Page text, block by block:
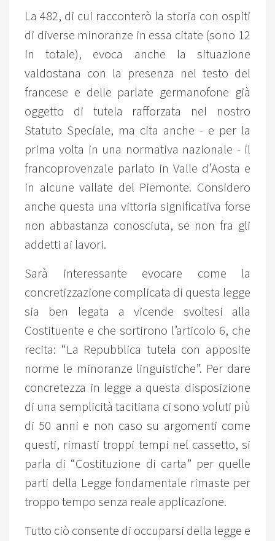
La 482, di cui racconterò la storia con ospiti
di diverse minoranze in essa citate (sono 12
in totale), evoca anche la situazione
valdostana con la presenza nel testo del
francese e delle parlate germanofone già
oggetto di tutela rafforzata nel nostro
Statuto Speciale, ma cita anche - e per la
prima volta in una normativa nazionale - il
francoprovenzale parlato in Valle d’Aosta e
in alcune vallate del Piemonte. Considero
anche questa una vittoria significativa forse
non abbastanza conosciuta, se non fra gli
addetti ai lavori.
Sarà interessante evocare come la
concretizzazione complicata di questa legge
sia ben legata a vicende svoltesi alla
Costituente e che sortirono l’articolo 6, che
recita: “La Repubblica tutela con apposite
norme le minoranze linguistiche”. Per dare
concretezza in legge a questa disposizione
di una semplicità tacitiana ci sono voluti più
di 50 anni e non caso su argomenti come
questi, rimasti troppi tempi nel cassetto, si
parla di “Costituzione di carta” per quelle
parti della Legge fondamentale rimaste per
troppo tempo senza reale applicazione.
Tutto ciò consente di occuparsi della legge e